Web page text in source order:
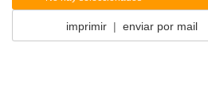
imprimir| enviar por mail